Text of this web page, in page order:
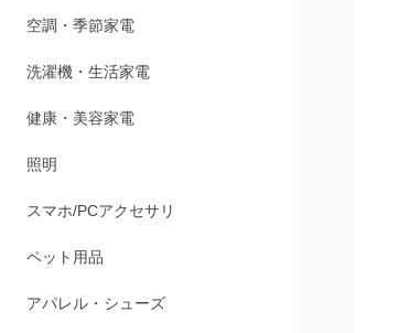
冷蔵庫・キッチン家電
空調・季節家電
洗濯機・生活家電
健康・美容家電
照明
スマホ/PCアクセサリ